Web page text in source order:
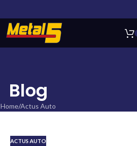
Blog
Home Actus Auto
ACTUS AUTO